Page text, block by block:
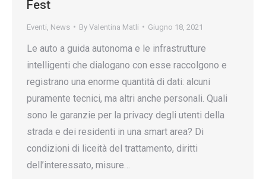
Fest
Eventi News By Valentina Matli Giugno 18, 2021
Le auto a guida autonoma e le infrastrutture
intelligenti che dialogano con esse raccolgono e
registrano una enorme quantità di dati: alcuni
puramente tecnici, ma altri anche personali. Quali
sono le garanzie per la privacy degli utenti della
strada e dei residenti in una smart area? Di
condizioni di liceità del trattamento, diritti
dell’interessato, misure…